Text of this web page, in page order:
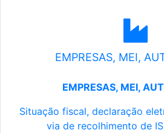
EMPRESAS, MEI,
EMPRESAS, MEI,
Situação fiscal, declaração
via de recolhimento de